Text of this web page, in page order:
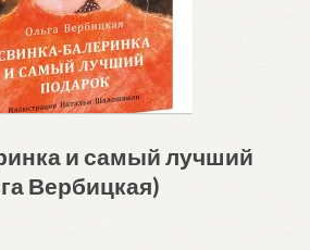
и самый лучший
Вербицкая)